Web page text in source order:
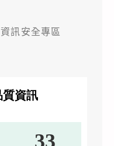
資訊安全專區